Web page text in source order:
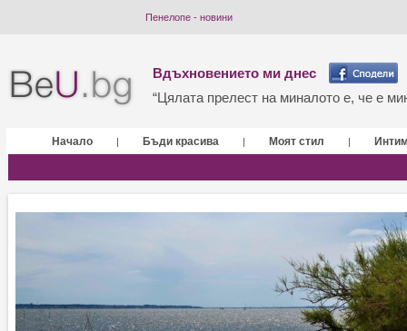
Пенелопе - новини
Вдъхновението ми днес
“Цялата прелест на миналото е, че е
Начало | Бъди красива | Моят стил |